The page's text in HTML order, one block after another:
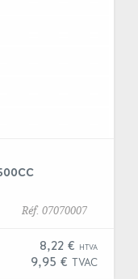
Réf. 07070007
8,22 € HTVA
9,95 €TVAC
unité de "Gobelet à